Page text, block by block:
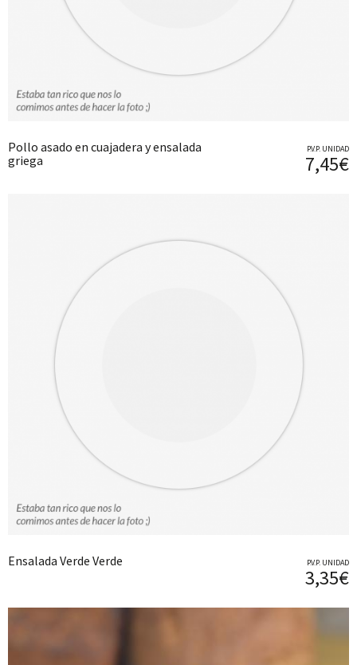
Pollo asado en cuajadera y ensalada
griega
P.V.P. UNIDAD
7,45€
Ensalada Verde Verde P.V.P. UNIDAD
3,35€